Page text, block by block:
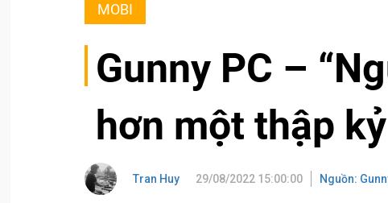
MOBI
Gunny PC –
hơn một thập
Tran Huy 29/08/2022 15:00:00 Nguồn: